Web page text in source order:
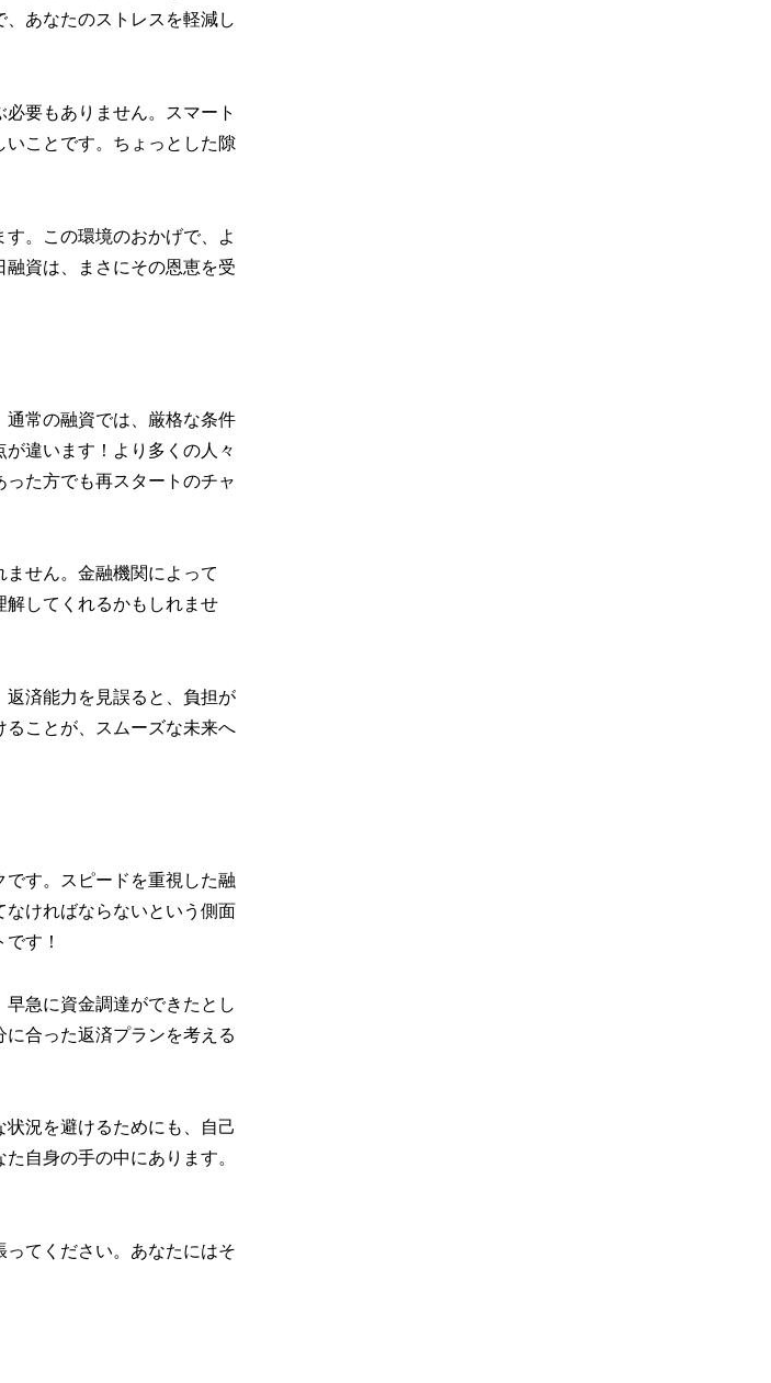
あなたのストレスを軽減し
要もありません。スマート
ことです。ちょっとした隙
。この環境のおかげで、よ
資は、まさにその恩恵を受
常の融資では、厳格な条件
違います！より多くの人々
た方でも再スタートのチャ
せん。金融機関によって
解してくれるかもしれませ
済能力を見誤ると、負担が
ことが、スムーズな未来へ
す。スピードを重視した融
ければならないという側面
す！
急に資金調達ができたとし
合った返済プランを考える
況を避けるためにも、自己
自身の手の中にあります。
てください。あなたにはそ